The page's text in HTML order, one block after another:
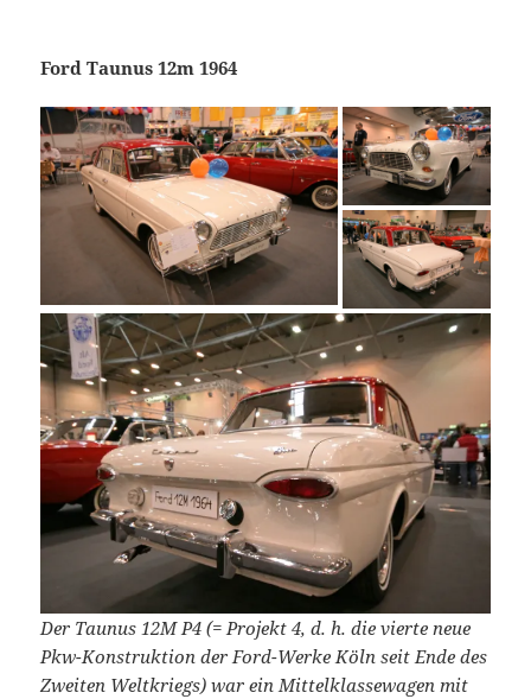
Ford Taunus 12m 1964
Der Taunus 12M P4 (= Projekt 4, d. h. die vierte neue
Pkw-Konstruktion der Ford-Werke Köln seit Ende des
Zweiten Weltkriegs) war ein Mittelklassewagen mit